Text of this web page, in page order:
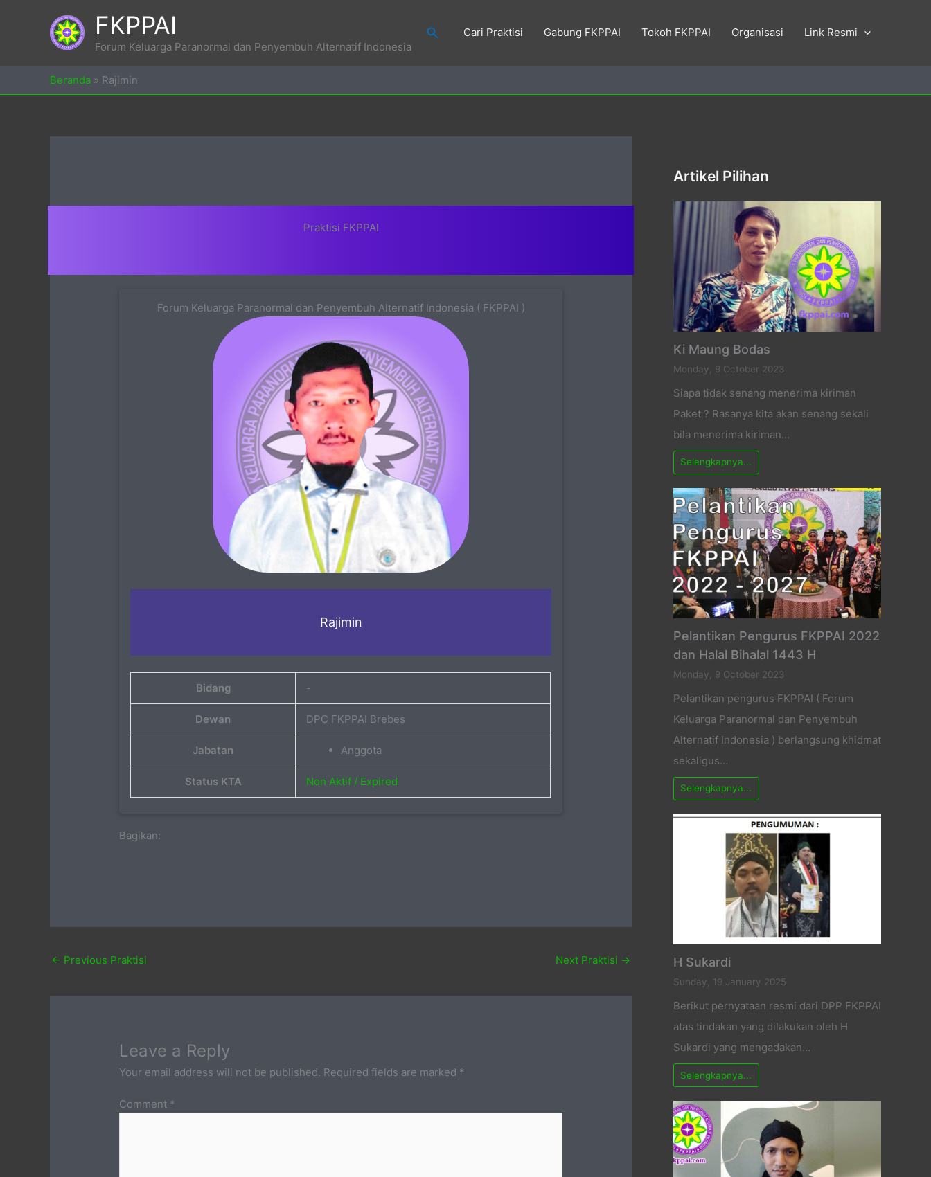
FKPPAI
Forum Keluarga Paranormal dan Penyembuh Alternatif Indonesia
SearchCari Praktisi Gabung FKPPAI Tokoh FKPPAI Organisasi Link Resmi
Beranda » Rajimin
Praktisi FKPPAI
Forum Keluarga Paranormal dan Penyembuh Alternatif Indonesia ( FKPPAI )
Rajimin
Bidang -
Dewan DPC FKPPAI Brebes
Jabatan Anggota
Status KTA Non Aktif / Expired
Bagikan:
← Previous Praktisi Next Praktisi →
Leave a Reply
Your email address will not be published. Required fields are marked *
Comment *
Artikel Pilihan
Ki Maung Bodas
Monday, 9 October 2023
Siapa tidak senang menerima kiriman
Paket ? Rasanya kita akan senang sekali
bila menerima kiriman…
Selengkapnya...
Pelantikan Pengurus FKPPAI 2022
dan Halal Bihalal 1443 H
Monday, 9 October 2023
Pelantikan pengurus FKPPAI ( Forum
Keluarga Paranormal dan Penyembuh
Alternatif Indonesia ) berlangsung khidmat
sekaligus…
Selengkapnya...
H Sukardi
Sunday, 19 January 2025
Berikut pernyataan resmi dari DPP FKPPAI
atas tindakan yang dilakukan oleh H
Sukardi yang mengadakan…
Selengkapnya...